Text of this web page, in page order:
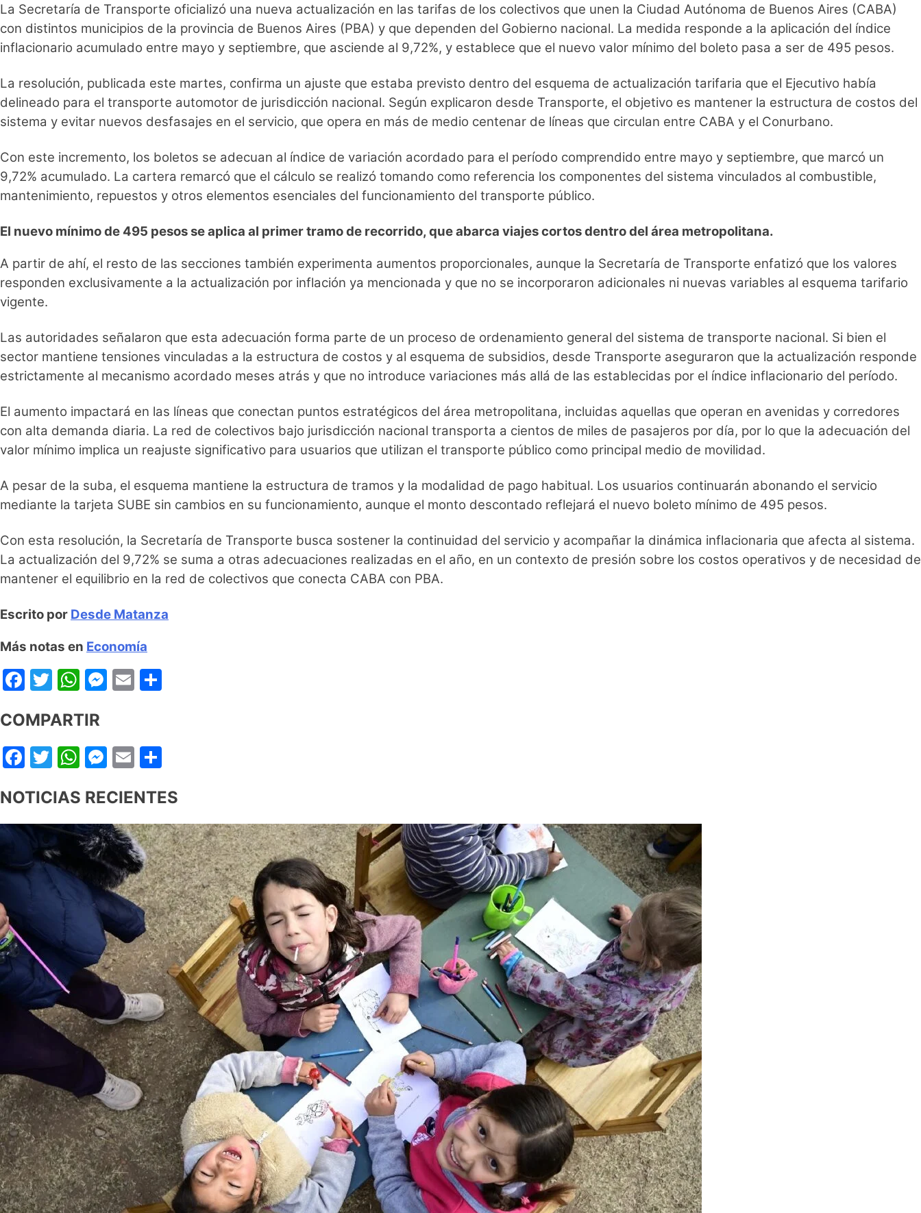
La Secretaría de Transporte oficializó una nueva actualización en las tarifas de los colectivos que unen la Ciudad Autónoma de Buenos Aires (CABA)
con distintos municipios de la provincia de Buenos Aires (PBA) y que dependen del Gobierno nacional. La medida responde a la aplicación del índice
inflacionario acumulado entre mayo y septiembre, que asciende al 9,72%, y establece que el nuevo valor mínimo del boleto pasa a ser de 495 pesos.
La resolución, publicada este martes, confirma un ajuste que estaba previsto dentro del esquema de actualización tarifaria que el Ejecutivo había
delineado para el transporte automotor de jurisdicción nacional. Según explicaron desde Transporte, el objetivo es mantener la estructura de costos del
sistema y evitar nuevos desfasajes en el servicio, que opera en más de medio centenar de líneas que circulan entre CABA y el Conurbano.
Con este incremento, los boletos se adecuan al índice de variación acordado para el período comprendido entre mayo y septiembre, que marcó un
9,72% acumulado. La cartera remarcó que el cálculo se realizó tomando como referencia los componentes del sistema vinculados al combustible,
mantenimiento, repuestos y otros elementos esenciales del funcionamiento del transporte público.
El nuevo mínimo de 495 pesos se aplica al primer tramo de recorrido, que abarca viajes cortos dentro del área metropolitana.
A partir de ahí, el resto de las secciones también experimenta aumentos proporcionales, aunque la Secretaría de Transporte enfatizó que los valores
responden exclusivamente a la actualización por inflación ya mencionada y que no se incorporaron adicionales ni nuevas variables al esquema tarifario
vigente.
Las autoridades señalaron que esta adecuación forma parte de un proceso de ordenamiento general del sistema de transporte nacional. Si bien el
sector mantiene tensiones vinculadas a la estructura de costos y al esquema de subsidios, desde Transporte aseguraron que la actualización responde
estrictamente al mecanismo acordado meses atrás y que no introduce variaciones más allá de las establecidas por el índice inflacionario del período.
El aumento impactará en las líneas que conectan puntos estratégicos del área metropolitana, incluidas aquellas que operan en avenidas y corredores
con alta demanda diaria. La red de colectivos bajo jurisdicción nacional transporta a cientos de miles de pasajeros por día, por lo que la adecuación del
valor mínimo implica un reajuste significativo para usuarios que utilizan el transporte público como principal medio de movilidad.
A pesar de la suba, el esquema mantiene la estructura de tramos y la modalidad de pago habitual. Los usuarios continuarán abonando el servicio
mediante la tarjeta SUBE sin cambios en su funcionamiento, aunque el monto descontado reflejará el nuevo boleto mínimo de 495 pesos.
Con esta resolución, la Secretaría de Transporte busca sostener la continuidad del servicio y acompañar la dinámica inflacionaria que afecta al sistema.
La actualización del 9,72% se suma a otras adecuaciones realizadas en el año, en un contexto de presión sobre los costos operativos y de necesidad de
mantener el equilibrio en la red de colectivos que conecta CABA con PBA.
Escrito por Desde Matanza
Más notas en Economía
Facebook
Twitter
WhatsApp
Messenger
Email
COMPARTIR
Facebook
Twitter
WhatsApp
Messenger
Email
NOTICIAS RECIENTES